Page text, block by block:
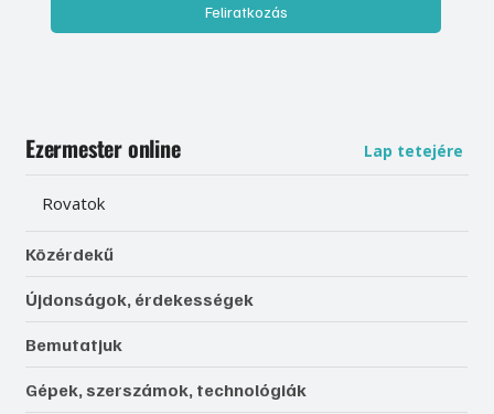
Feliratkozás
Ezermester online Lap tetejére
Rovatok
Közérdekű
Újdonságok, érdekességek
Bemutatjuk
Gépek, szerszámok, technológiák